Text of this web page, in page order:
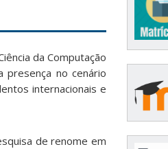
da Computação
presença no cenário
internacionais e
de renome em